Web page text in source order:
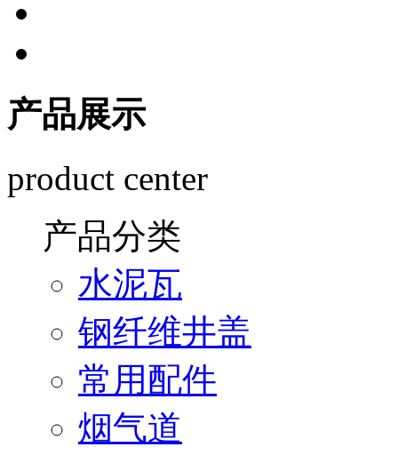
产品展示
product center
产品分类
水泥瓦
钢纤维井盖
常用配件
烟气道